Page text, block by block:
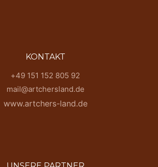
KONTAKT
+49 151 152 805 92
mail@artchersland.de
www.artchers-land.de